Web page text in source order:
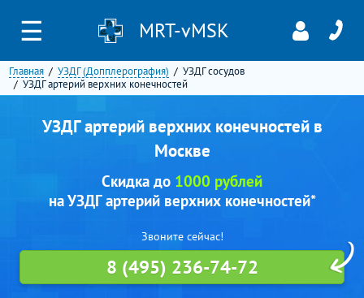
☰ MRT-vMSK
Главная УЗДГ (Допплерография)
УЗДГ сосудов
УЗДГ артерий верхних конечностей
УЗДГ артерий верхних конечностей в
Москве
Скидка до 1000 рублей
на УЗДГ артерий верхних конечностей*
Звоните сейчас!
8 (495) 236-74-72